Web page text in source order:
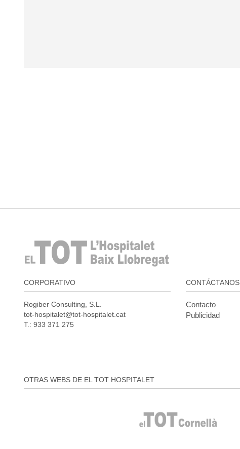
CORPORATIVO
Rogiber Consulting, S.L.
tot-hospitalet@tot-hospitalet.cat
T.: 933 371 275
CONTÁCTANOS
Contacto
Publicidad
OTRAS WEBS DE EL TOT HOSPITALET